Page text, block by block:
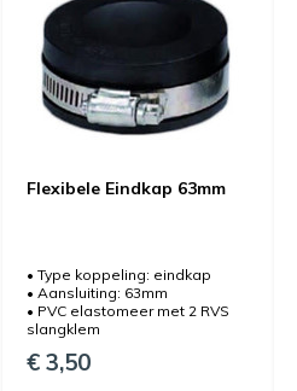
Flexibele Eindkap 63mm
• Type koppeling: eindkap
• Aansluiting: 63mm
• PVC elastomeer met 2 RVS
slangklem
€ 3,50